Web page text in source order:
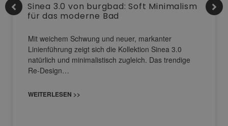
Sinea 3.0 von burgbad: Soft Minimalism
für das moderne Bad
Mit weichem Schwung und neuer, markanter
Linienführung zeigt sich die Kollektion Sinea 3.0
natürlich und minimalistisch zugleich. Das trendige
Re-Design…
WEITERLESEN >>